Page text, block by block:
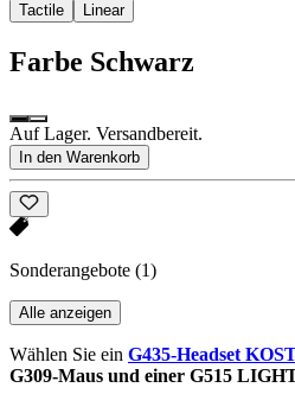
Tactile Linear
Farbe Schwarz
Auf Lager. Versandbereit.
In den Warenkorb
Sonderangebote (1)
Alle anzeigen
Wählen Sie ein G435-Headset
G309-Maus und einer G515